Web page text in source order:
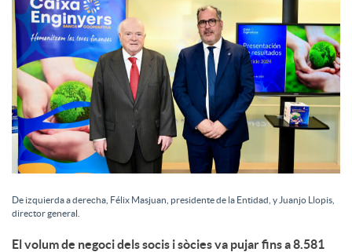
De izquierda a derecha, Félix Masjuan, presidente de la Entidad, y Juanjo Llopis,
director general.
El volum de negoci dels socis i sòcies va pujar fins a 8.581